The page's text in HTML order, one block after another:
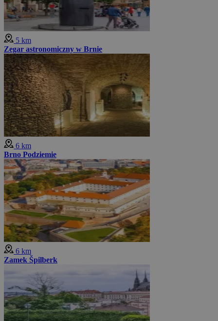
5 km
Zegar astronomiczny w Brnie
6 km
Brno Podziemie
6 km
Zamek Špilberk